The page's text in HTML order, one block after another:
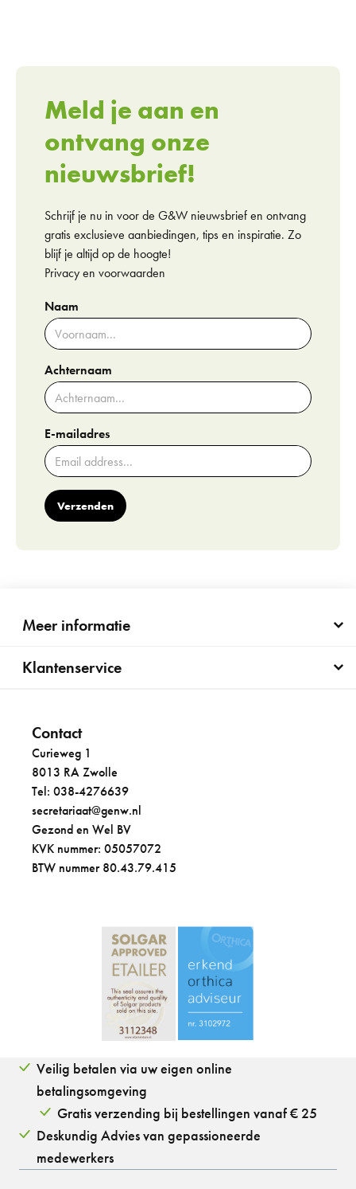
Meld je aan en
ontvang onze
nieuwsbrief!
Schrijf je nu in voor de G&W nieuwsbrief en ontvang
gratis exclusieve aanbiedingen, tips en inspiratie. Zo
blijf je altijd op de hoogte!
Privacy en voorwaarden
Naam
Achternaam
E-mailadres
Verzenden
Meer informatie
Klantenservice
Contact
Curieweg 1
8013 RA Zwolle
Tel: 038-4276639
secretariaat@genw.nl
Gezond en Wel BV
KVK nummer: 05057072
BTW nummer 80.43.79.415
Veilig betalen via uw eigen online
betalingsomgeving
Gratis verzending bij bestellingen vanaf € 25
Deskundig Advies van gepassioneerde
medewerkers